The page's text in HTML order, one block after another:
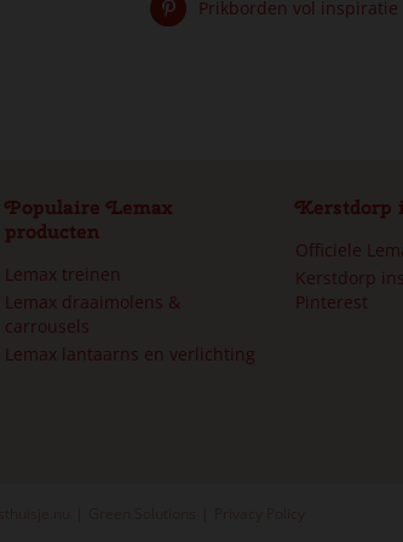
Prikborden vol inspiratie
Populaire Lemax
producten
Lemax treinen
Lemax draaimolens &
carrousels
Lemax lantaarns en verlichting
Kerstdorp
Officiele
Kerstdorp
Pinterest